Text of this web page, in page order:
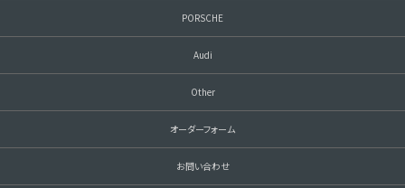
PORSCHE
Audi
Other
オーダーフォーム
お問い合わせ